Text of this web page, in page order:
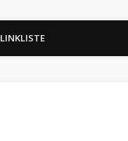
LINKLISTE